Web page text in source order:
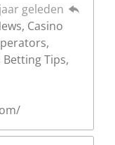
geleden
Casino
Tips,